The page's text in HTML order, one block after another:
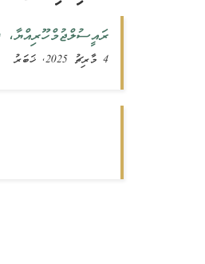
4 މާރިޗު 2025, ޚަބަރު